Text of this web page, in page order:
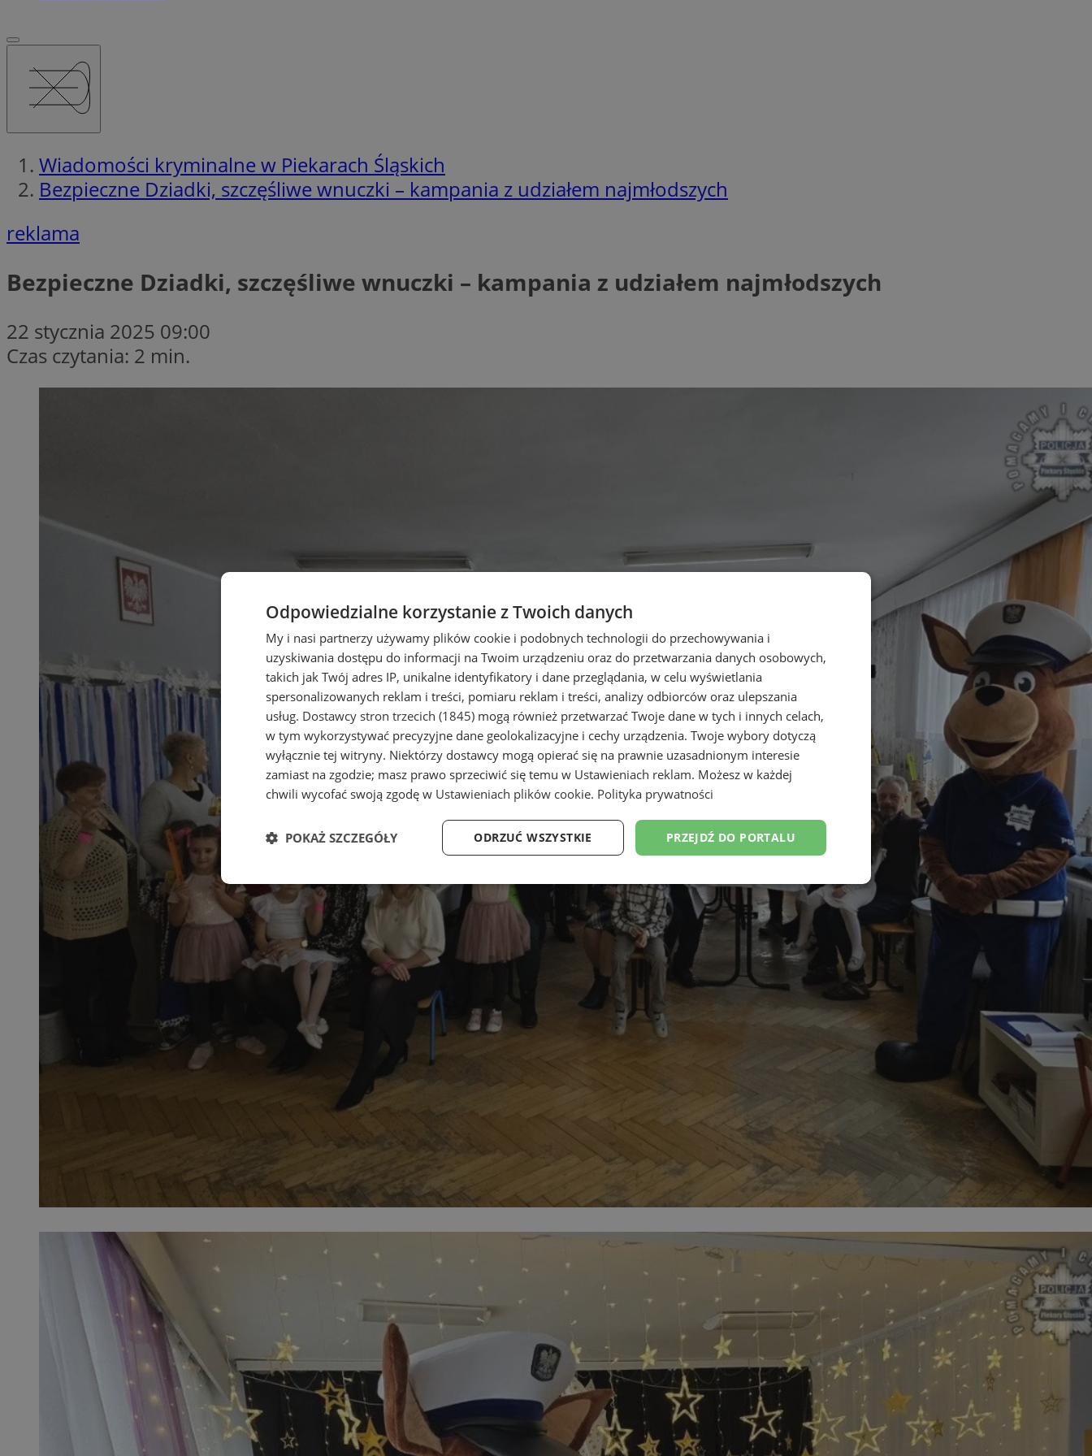
Wiadomości kryminalne w Piekarach Śląskich
Bezpieczne Dziadki, szczęśliwe wnuczki – kampania z udziałem najmłodszych
reklama
Bezpieczne Dziadki, szczęśliwe wnuczki – kampania z udziałem najmłodszych
22 stycznia 2025 09:00
Czas czytania: 2 min.
Odpowiedzialne korzystanie z Twoich danych
My i nasi partnerzy używamy plików cookie i podobnych technologii do przechowywania i
uzyskiwania dostępu do informacji na Twoim urządzeniu oraz do przetwarzania danych osobowych,
takich jak Twój adres IP, unikalne identyfikatory i dane przeglądania, w celu wyświetlania
spersonalizowanych reklam i treści, pomiaru reklam i treści, analizy odbiorców oraz ulepszania
usług. Dostawcy stron trzecich (1845) mogą również przetwarzać Twoje dane w tych i innych celach,
w tym wykorzystywać precyzyjne dane geolokalizacyjne i cechy urządzenia. Twoje wybory dotyczą
wyłącznie tej witryny. Niektórzy dostawcy mogą opierać się na prawnie uzasadnionym interesie
zamiast na zgodzie; masz prawo sprzeciwić się temu w Ustawieniach reklam. Możesz w każdej
chwili wycofać swoją zgodę w Ustawieniach plików cookie. Polityka prywatności
PRZEJDŹ DO PORTALU
ODRZUĆ WSZYSTKIE
POKAŻ SZCZEGÓŁY
Niezbędne Wydajność Targetowanie Funkcjonalność Niesklasyfikowane
Wydajność Funkcjonalność
Niezbędne pliki cookie umożliwiają korzystanie z podstawowych funkcji strony internetowej, takich jak logowanie użytkownika i
zarządzanie kontem. Bez niezbędnych plików cookie nie można prawidłowo korzystać ze strony internetowej.
Nazwa
przechowywania
Ten plik cookie przechowuje identyfikator sesji.
Ten plik cookie przechowuje identyfikator sesji.
YouTube
.youtube.com
Ten plik cookie przechowuje informacje o
zgodzie użytkownika oraz jego preferencjach
dotyczących prywatności podczas korzystania z
witryny. Rejestruje wybory dotyczące polityki
przestrzeganie w kolejnych wizytach. Dzięki
temu użytkownik nie musi ponownie
konfigurować swoich preferencji, co zwiększa
wygodę i zgodność z regulacjami ochrony
NGINX Inc.
bh.contextweb.com
Rejestruje, który klaster serwerów obsługuje
gościa. Jest to używane w kontekście
równoważenia obciążenia w celu optymalizacji
doświadczenia użytkownika.
CookieScriptConsent
CookieScript
4 tygodnie 2 dni
Ten plik cookie jest używany przez usługę
Cookie-Script.com do zapamiętywania
preferencji dotyczących zgody użytkownika na
pliki cookie. Jest to konieczne, aby baner cookie
Cookie-Script.com działał poprawnie.
__cf_bm
Cloudflare Inc.
.temu.com
29 minut 59
sekund
Ten plik cookie służy do rozróżniania ludzi i
botów. Jest to korzystne dla strony internetowej,
ponieważ umożliwia tworzenie ważnych
Google Privacy Policy